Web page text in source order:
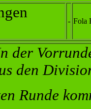
- Fola
der
den
Runde